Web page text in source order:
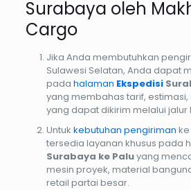
Surabaya oleh
Cargo
Jika Anda membutuhkan
Sulawesi Selatan, Anda dapat
pada halaman Ekspedisi
yang membahas tarif,
yang dapat dikirim melalui jalur
Untuk kebutuhan pengiriman
tersedia layanan khusus pada
Surabaya ke Paluyang
mesin proyek, material
retail partai besar.